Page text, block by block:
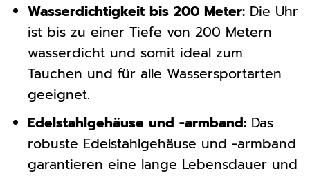
Wasserdichtigkeit bis 200 Meter:Die Uhr
ist bis zu einer Tiefe von 200 Metern
wasserdicht und somit ideal zum
Tauchen und für alle Wassersportarten
geeignet.
Edelstahlgehäuse und -armband:Das
robuste Edelstahlgehäuse und -armband
garantieren eine lange Lebensdauer und